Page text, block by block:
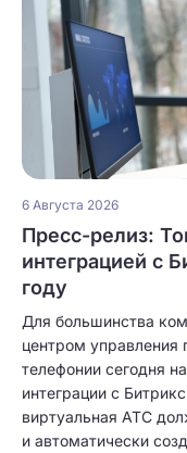
6 Августа 2026
Пресс-релиз:
интеграцией с
году
Для большинства
центром
телефонии сегодня
интеграции с
виртуальная АТС
и автоматически